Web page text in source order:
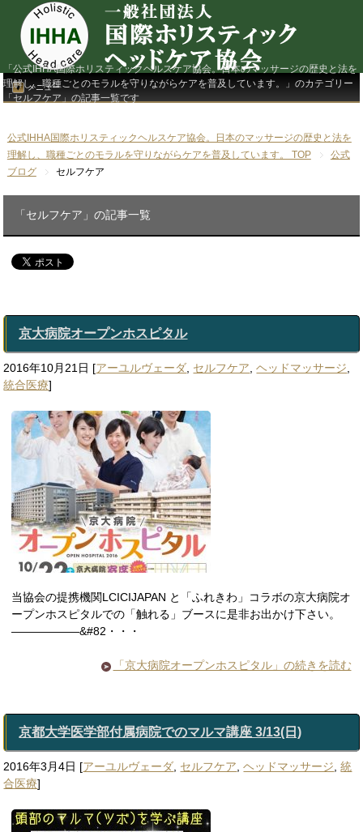
「公式IHHA国際ホリスティックヘルスケア協会。日本のマッサージの歴史と法を
理解し、職種ごとのモラルを守りながらケアを普及しています。」のカテゴリー
「セルフケア」の記事一覧です
メニュー
公式IHHA国際ホリスティックヘルスケア協会。日本のマッサージの歴史と法を
理解し、職種ごとのモラルを守りながらケアを普及しています。 TOP
公式
ブログ
セルフケア
「セルフケア」の記事一覧
京大病院オープンホスピタル
2016年10月21日 [アーユルヴェーダ セルフケア ,ヘッドマッサージ
統合医療]
当協会の提携機関LCICIJAPAN と「ふれきわ」コラボの京大病院オ
ープンホスピタルでの「触れる」ブースに是非お出かけ下さい。
——————&#82・・・
「京大病院オープンホスピタル」の続きを読む
京都大学医学部付属病院でのマルマ講座 3/13(日)
2016年3月4日 [アーユルヴェーダ セルフケア ,ヘッドマッサージ ,統
合医療]